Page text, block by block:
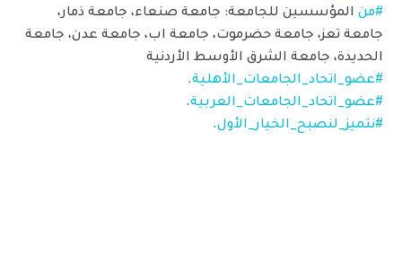
#من المؤسسين للجامعة: جامعة صنعاء، جامعة ذمار،
جامعة تعز، جامعة حضرموت، جامعة اب، جامعة عدن، جامعة
الحديدة، جامعة الشرق الأوسط الأردنية
#عضو_اتحاد_الجامعات_الأهلية.
#عضو_اتحاد_الجامعات_العربية.
#نتميز_لنصبح_الخيار_الأول.